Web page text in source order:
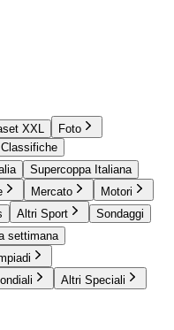
XXL
Foto
Supercoppa Italiana
Mercato
Motori
Altri Sport
Sondaggi
settimana
Altri Speciali